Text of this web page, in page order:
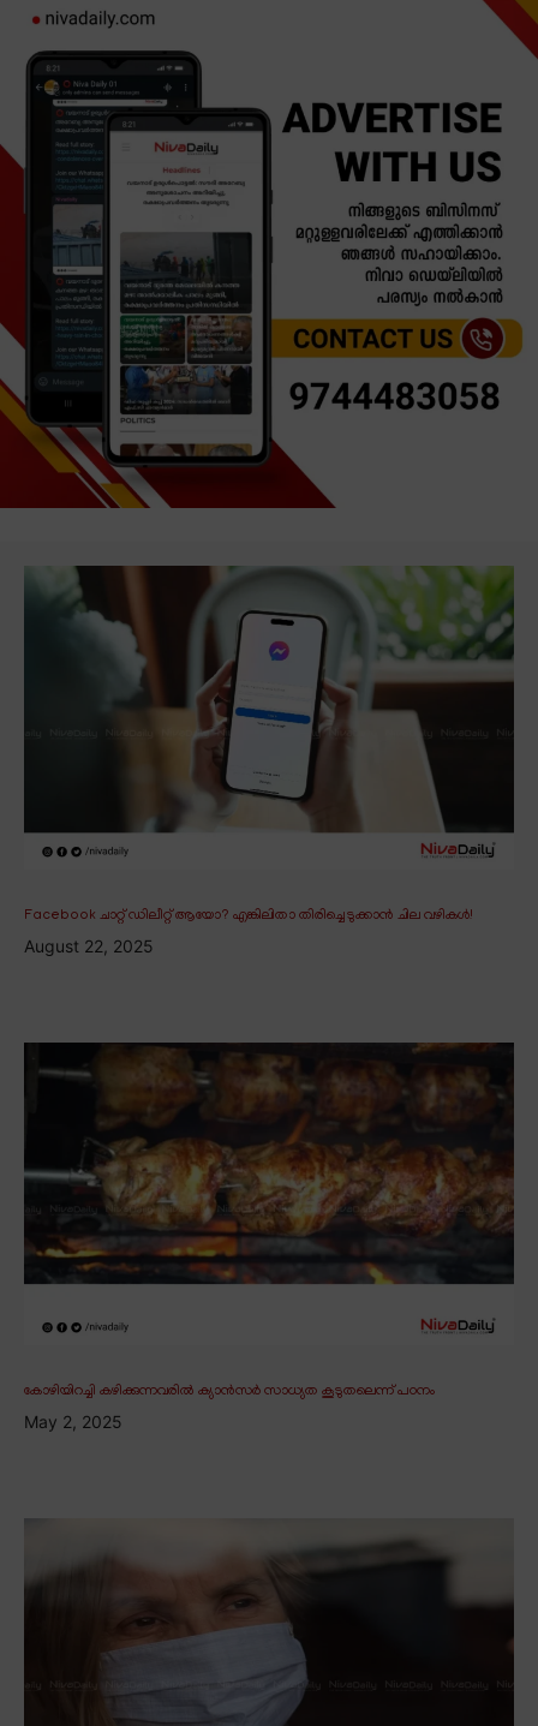
Facebook ചാറ്റ് ഡിലീറ്റ് ആയോ? എങ്കിലിതാ തിരിച്ചെടുക്കാൻ ചില വഴികൾ!
August 22, 2025
കോഴിയിറച്ചി കഴിക്കുന്നവരിൽ ക്യാൻസർ സാധ്യത കൂടുതലെന്ന് പഠനം
May 2, 2025